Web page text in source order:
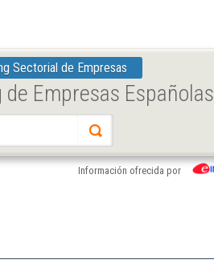
Sectorial de Empresas
Empresas Españolas
Información ofrecida por